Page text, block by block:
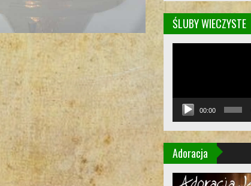
ŚLUBY WIECZYSTE
00:00
Adoracja